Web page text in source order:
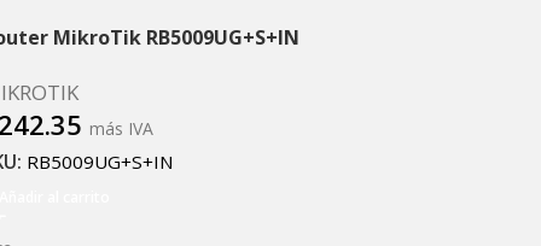
MikroTik RB5009UG+S+IN
más IVA
RB5009UG+S+IN